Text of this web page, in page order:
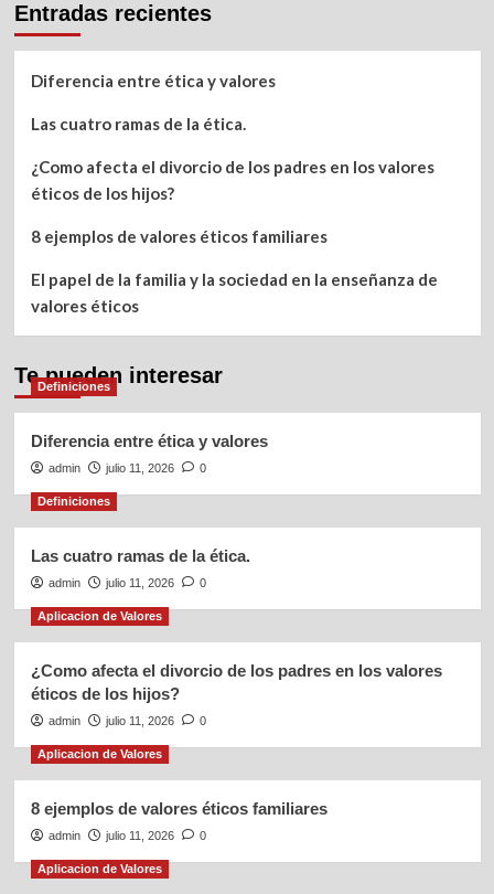
Entradas recientes
Diferencia entre ética y valores
Las cuatro ramas de la ética.
¿Como afecta el divorcio de los padres en los valores
éticos de los hijos?
8 ejemplos de valores éticos familiares
El papel de la familia y la sociedad en la enseñanza de
valores éticos
Te pueden interesar
Definiciones
Diferencia entre ética y valores
admin julio 11, 2026 0
Definiciones
Las cuatro ramas de la ética.
admin julio 11, 2026 0
Aplicacion de Valores
¿Como afecta el divorcio de los padres en los valores
éticos de los hijos?
admin julio 11, 2026 0
Aplicacion de Valores
8 ejemplos de valores éticos familiares
admin julio 11, 2026 0
Aplicacion de Valores